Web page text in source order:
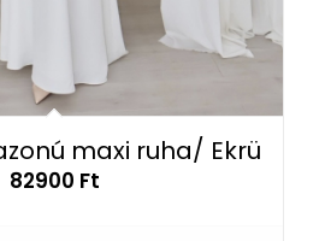
maxi ruha/ Ekrü
82900 Ft